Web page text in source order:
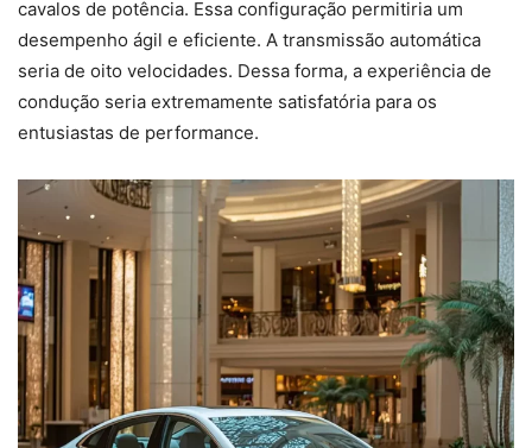
cavalos de potência. Essa configuração permitiria um
desempenho ágil e eficiente. A transmissão automática
seria de oito velocidades. Dessa forma, a experiência de
condução seria extremamente satisfatória para os
entusiastas de performance.